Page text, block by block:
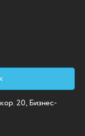
20, Бизнес-